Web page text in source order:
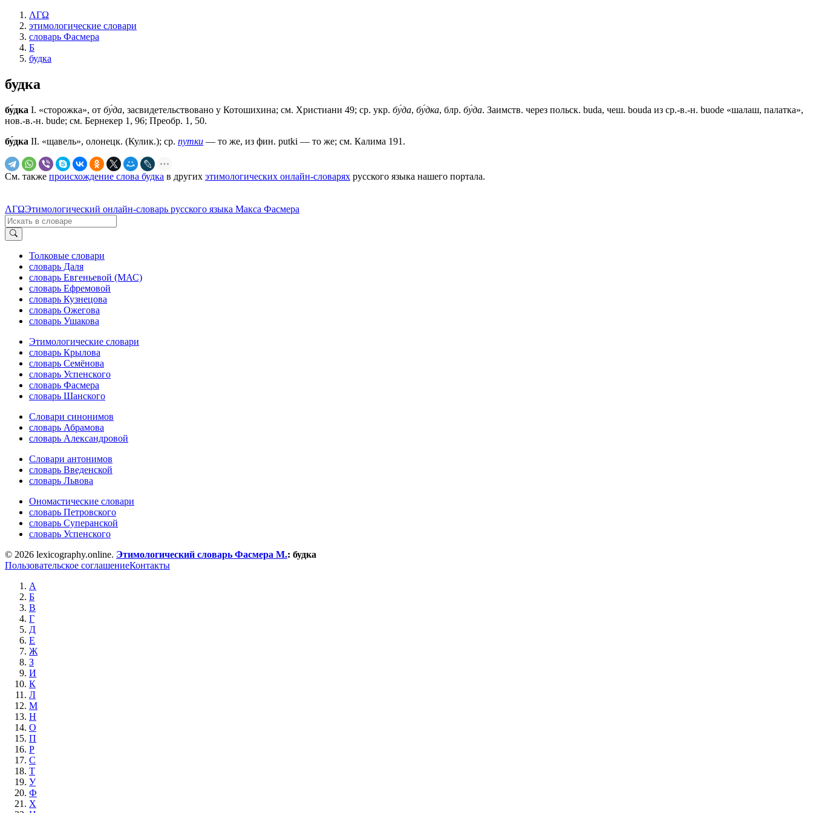
ΛΓΩ
этимологические словари
словарь Фасмера
Б
будка
будка
бу́дка I. «сторожка», от бу́да, засвидетельствовано у Котошихина; см. Христиани 49; ср. укр. бу́да, бу́дка, блр. бу́да. Заимств. через польск. buda, чеш. bouda из ср.-в.-н. buode «шалаш, палатка»,
нов.-в.-н. bude; см. Бернекер 1, 96; Преобр. 1, 50.
бу́дка II. «щавель», олонецк. (Кулик.); ср. путки — то же, из фин. putki — то же; см. Калима 191.
См. также происхождение слова будка в других этимологических онлайн-словарях русского языка нашего портала.
ΛΓΩЭтимологический онлайн-словарь русского языка Макса Фасмера
Толковые словари
словарь Даля
словарь Евгеньевой (МАС)
словарь Ефремовой
словарь Кузнецова
словарь Ожегова
словарь Ушакова
Этимологические словари
словарь Крылова
словарь Семёнова
словарь Успенского
словарь Фасмера
словарь Шанского
Словари синонимов
словарь Абрамова
словарь Александровой
Словари антонимов
словарь Введенской
словарь Львова
Ономастические словари
словарь Петровского
словарь Суперанской
словарь Успенского
© 2026 lexicography.online. Этимологический словарь Фасмера М.: будка
Пользовательское соглашениеКонтакты
А
Б
В
Г
Д
Е
Ж
З
И
К
Л
М
Н
О
П
Р
С
Т
У
Ф
Х